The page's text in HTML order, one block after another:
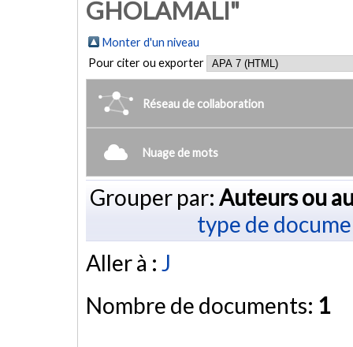
GHOLAMALI"
Monter d'un niveau
Pour citer ou exporter
Réseau de collaboration
Nuage de mots
Grouper par: Auteurs ou
type de
Aller à : J
Nombre de documents: 1